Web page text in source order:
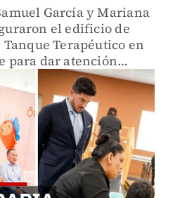
García y Mariana
el edificio de
Terapéutico en
para dar atención
a menores en